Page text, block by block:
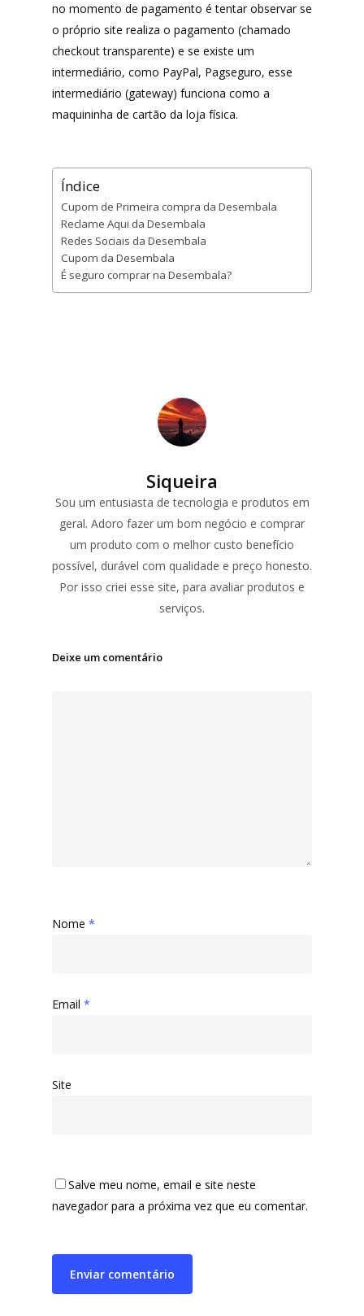
no momento de pagamento é tentar observar se
o próprio site realiza o pagamento (chamado
checkout transparente) e se existe um
intermediário, como PayPal, Pagseguro, esse
intermediário (gateway) funciona como a
maquininha de cartão da loja física.
Índice
Cupom de Primeira compra da Desembala
Reclame Aqui da Desembala
Redes Sociais da Desembala
Cupom da Desembala
É seguro comprar na Desembala?
Siqueira
Sou um entusiasta de tecnologia e produtos em
geral. Adoro fazer um bom negócio e comprar
um produto com o melhor custo benefício
possível, durável com qualidade e preço honesto.
Por isso criei esse site, para avaliar produtos e
serviços.
Deixe um comentário
Nome *
Email *
Site
Salve meu nome, email e site neste
navegador para a próxima vez que eu comentar.